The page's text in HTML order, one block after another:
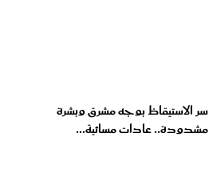
سر الاستيقاظ بوجه مشرق وبشرة
مشدودة.. عادات مسائية...